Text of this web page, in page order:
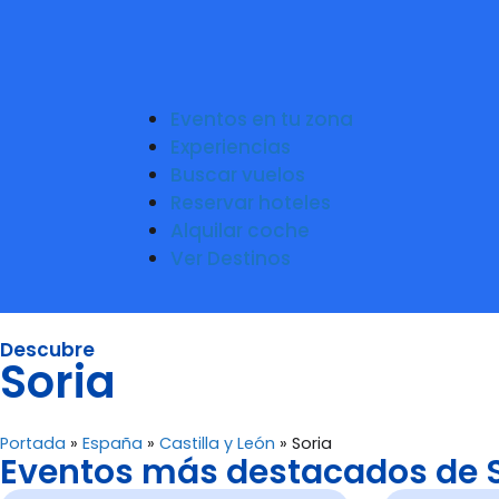
Eventos en tu zona
Experiencias
Buscar vuelos
Reservar hoteles
Alquilar coche
Ver Destinos
Descubre
Soria
Portada » España » Castilla y León » Soria
Eventos más destacados de